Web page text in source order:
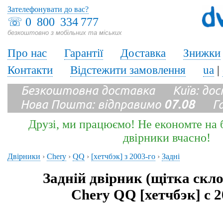
☏ 0 800 334 777
безкоштовно з мобільних та міських
Зателефонувати до вас?
Про нас Гарантії Доставка
Знижки
Контакти
Відстежити замовлення ua |
Безкоштовна доставка Київ:
Нова Пошта: відправимо 07.08
Друзі, ми працюємо! Не економте на
двірники вчасно!
Двірники › Chery › QQ › [хетчбэк] з 2003-го › Задні
Задній двірник (щітка
Chery QQ [хетчбэк] с